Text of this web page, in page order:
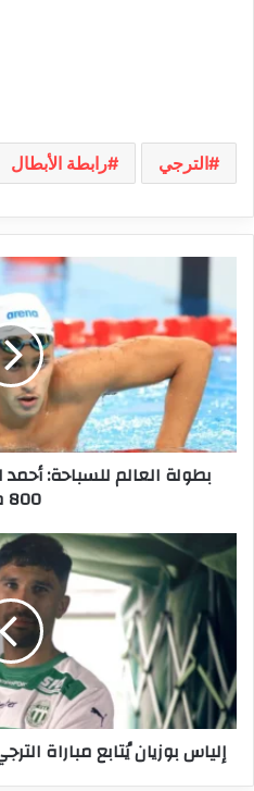
الترجي رابطة الأبطال
للسباحة:
أحمد
الجوادي
يُحرز
برونزية
سباق
800
بطولة العالم للسباحة: أحمد
800 متر
إلياس
بوزيان
مباراة
الترجي
وبيراميدز
في
ملعب
رادس
إلياس بوزيان يُتابع مباراة